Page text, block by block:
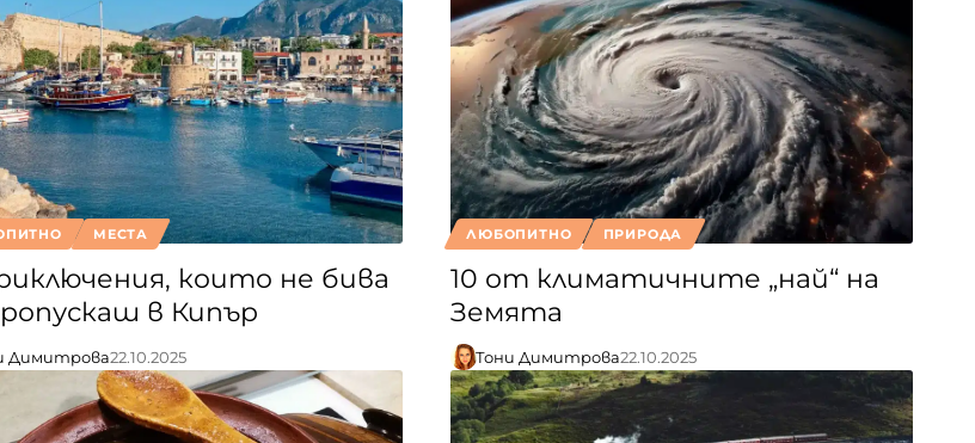
МЕСТА
които не бива
в Кипър
Димитрова22.10.2025
ЛЮБОПИТНО ПРИРОДА
10 от климатичните „най“ на
Земята
Тони Димитрова22.10.2025